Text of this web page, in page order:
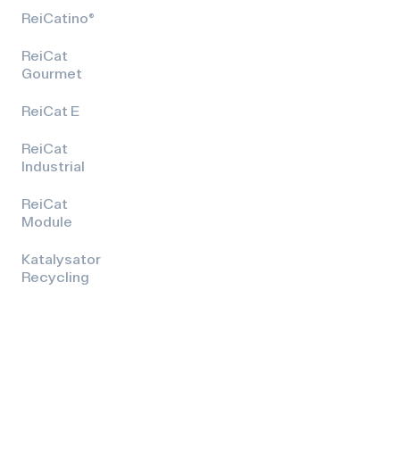
ReiCatino®
ReiCat
Gourmet
ReiCat E
ReiCat
Industrial
ReiCat
Module
Katalysator
Recycling